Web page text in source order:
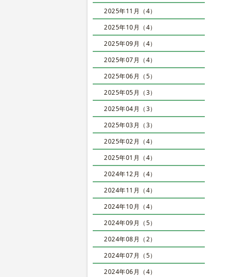
2025年11月（4）
2025年10月（4）
2025年09月（4）
2025年07月（4）
2025年06月（5）
2025年05月（3）
2025年04月（3）
2025年03月（3）
2025年02月（4）
2025年01月（4）
2024年12月（4）
2024年11月（4）
2024年10月（4）
2024年09月（5）
2024年08月（2）
2024年07月（5）
2024年06月（4）